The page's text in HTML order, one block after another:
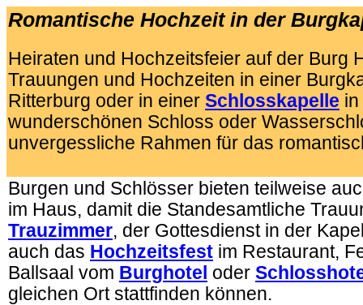
Romantische Hochzeit in der
Heiraten und Hochzeitsfeier auf der Burg
Trauungen und Hochzeiten in einer
Ritterburg oder in einer Schlosskapelle
wunderschönen Schloss oder
unvergessliche Rahmen für das
Burgen und Schlösser bieten teilweise
im Haus, damit die Standesamtliche
Trauzimmer, der Gottesdienst in der
auch das Hochzeitsfest im Restaurant,
Ballsaal vom Burghotel oder
gleichen Ort stattfinden können.